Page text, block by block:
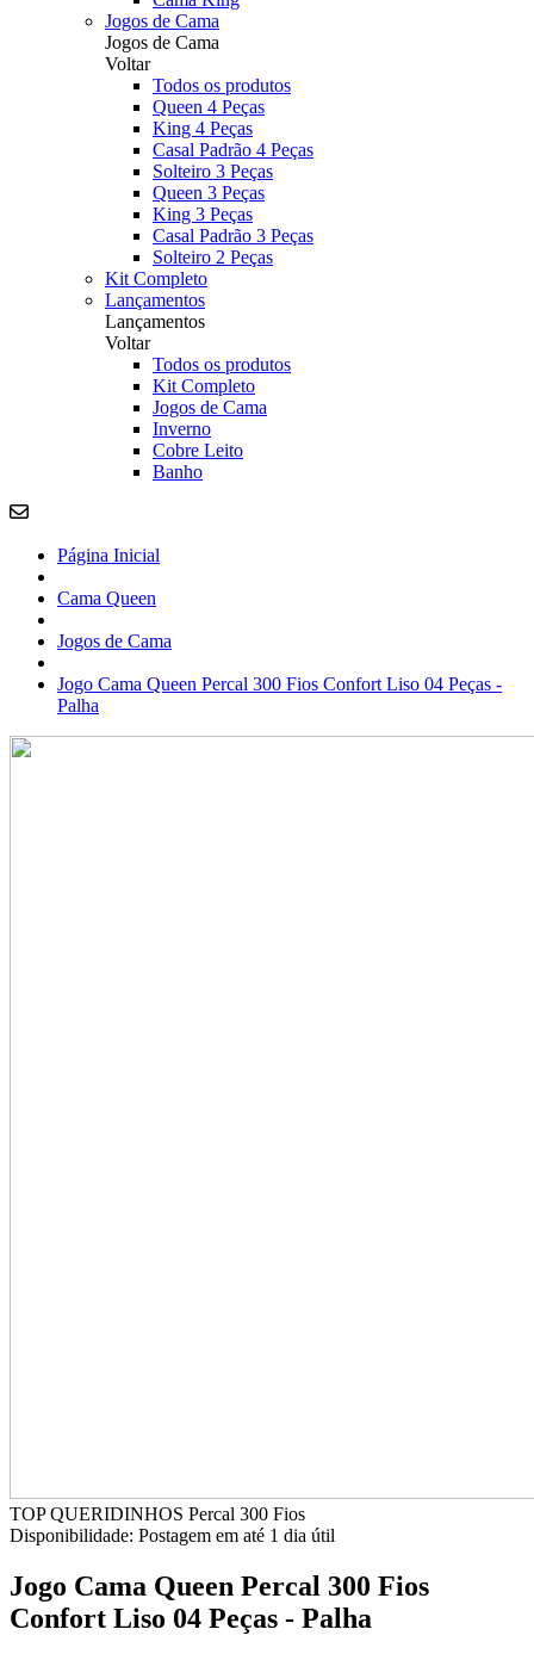
Jogos de Cama
Jogos de Cama
Voltar
Todos os produtos
Queen 4 Peças
King 4 Peças
Casal Padrão 4 Peças
Solteiro 3 Peças
Queen 3 Peças
King 3 Peças
Casal Padrão 3 Peças
Solteiro 2 Peças
Kit Completo
Lançamentos
Lançamentos
Voltar
Todos os produtos
Kit Completo
Jogos de Cama
Inverno
Cobre Leito
Banho
Página Inicial
Cama Queen
Jogos de Cama
Jogo Cama Queen Percal 300 Fios Confort Liso 04 Peças -
Palha
TOP QUERIDINHOS Percal 300 Fios
Disponibilidade: Postagem em até 1 dia útil
Jogo Cama Queen Percal 300 Fios
Confort Liso 04 Peças - Palha